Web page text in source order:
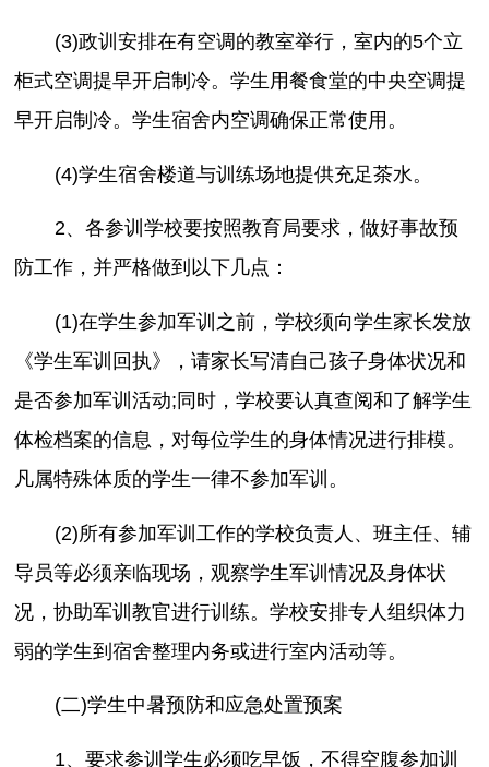
(3)政训安排在有空调的教室举行，室内的5个立
柜式空调提早开启制冷。学生用餐食堂的中央空调提
早开启制冷。学生宿舍内空调确保正常使用。
(4)学生宿舍楼道与训练场地提供充足茶水。
2、各参训学校要按照教育局要求，做好事故预
防工作，并严格做到以下几点：
(1)在学生参加军训之前，学校须向学生家长发放
《学生军训回执》，请家长写清自己孩子身体状况和
是否参加军训活动;同时，学校要认真查阅和了解学生
体检档案的信息，对每位学生的身体情况进行排模。
凡属特殊体质的学生一律不参加军训。
(2)所有参加军训工作的学校负责人、班主任、辅
导员等必须亲临现场，观察学生军训情况及身体状
况，协助军训教官进行训练。学校安排专人组织体力
弱的学生到宿舍整理内务或进行室内活动等。
(二)学生中暑预防和应急处置预案
1、要求参训学生必须吃早饭，不得空腹参加训